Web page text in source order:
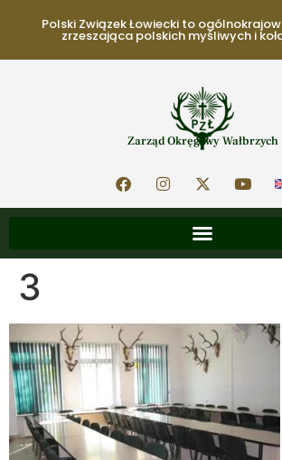
Polski Związek Łowiecki to
zrzeszająca polskich myśliwych i
Zarząd Okręgowy Wałbrzych
3